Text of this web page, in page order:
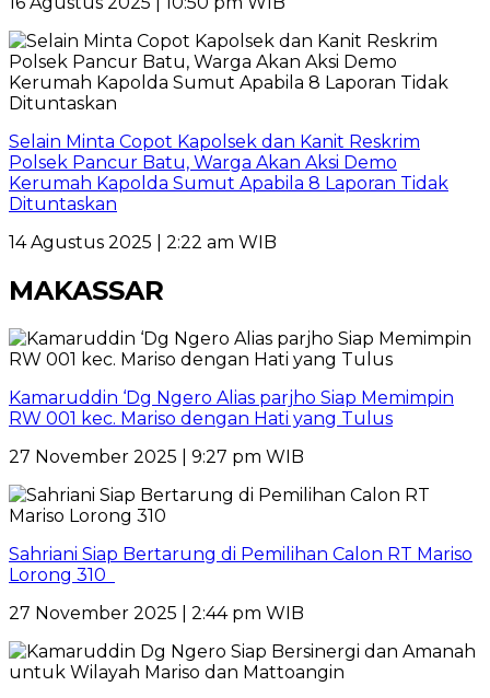
Selain Minta Copot Kapolsek dan Kanit Reskrim
Polsek Pancur Batu, Warga Akan Aksi Demo
Kerumah Kapolda Sumut Apabila 8 Laporan Tidak
Dituntaskan
14 Agustus 2025 | 2:22 am WIB
MAKASSAR
Kamaruddin ‘Dg Ngero Alias parjho Siap Memimpin
RW 001 kec. Mariso dengan Hati yang Tulus
27 November 2025 | 9:27 pm WIB
Sahriani Siap Bertarung di Pemilihan Calon RT Mariso
Lorong 310
27 November 2025 | 2:44 pm WIB